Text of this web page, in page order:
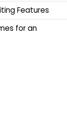
Features
for an